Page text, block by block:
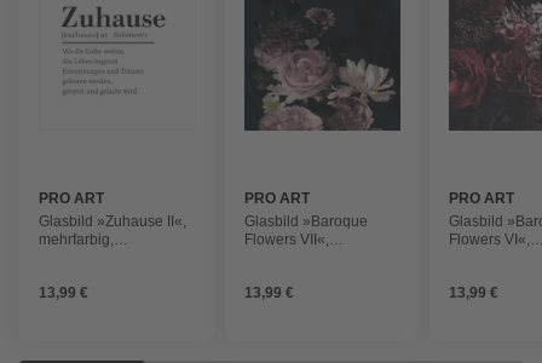
PRO ART
Glasbild »Zuhause II«,
mehrfarbig,
13,99 €
PRO ART
Glasbild »Baroque
Flowers VII«,
13,99 €
PRO ART
Glasbild
Flowers VI«,
13,99 €